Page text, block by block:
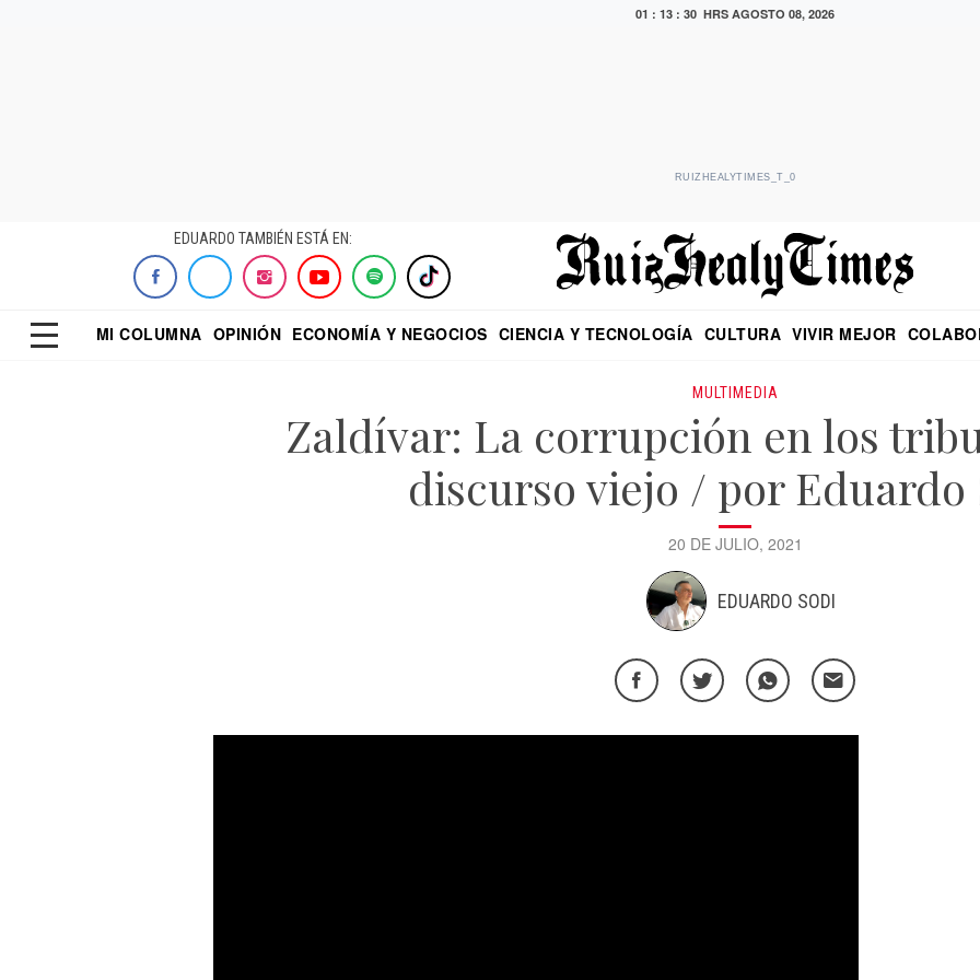
01 : 13 : 30 HRS AGOSTO 08, 2026
RUIZHEALYTIMES_T_0
EDUARDO TAMBIÉN ESTÁ EN:
MI COLUMNA OPINIÓN ECONOMÍA Y NEGOCIOS CIENCIA Y TECNOLOGÍA CULTURA VIVIR MEJOR
MULTIMEDIA
Zaldívar: La corrupción en los
discurso viejo / por Eduardo
20 DE JULIO, 2021
EDUARDO SODI